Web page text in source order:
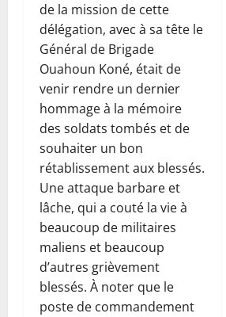
de la mission de cette
délégation, avec à sa tête le
Général de Brigade
Ouahoun Koné, était de
venir rendre un dernier
hommage à la mémoire
des soldats tombés et de
souhaiter un bon
rétablissement aux blessés.
Une attaque barbare et
lâche, qui a couté la vie à
beaucoup de militaires
maliens et beaucoup
d’autres grièvement
blessés. À noter que le
poste de commandement